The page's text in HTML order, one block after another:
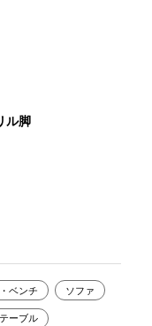
ル脚
ベンチ ソファ
ーブル